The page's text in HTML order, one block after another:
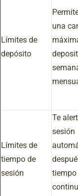
Límites de
depósito
una
Límites de
tiempo de
sesión
Te
sesión
tiempo